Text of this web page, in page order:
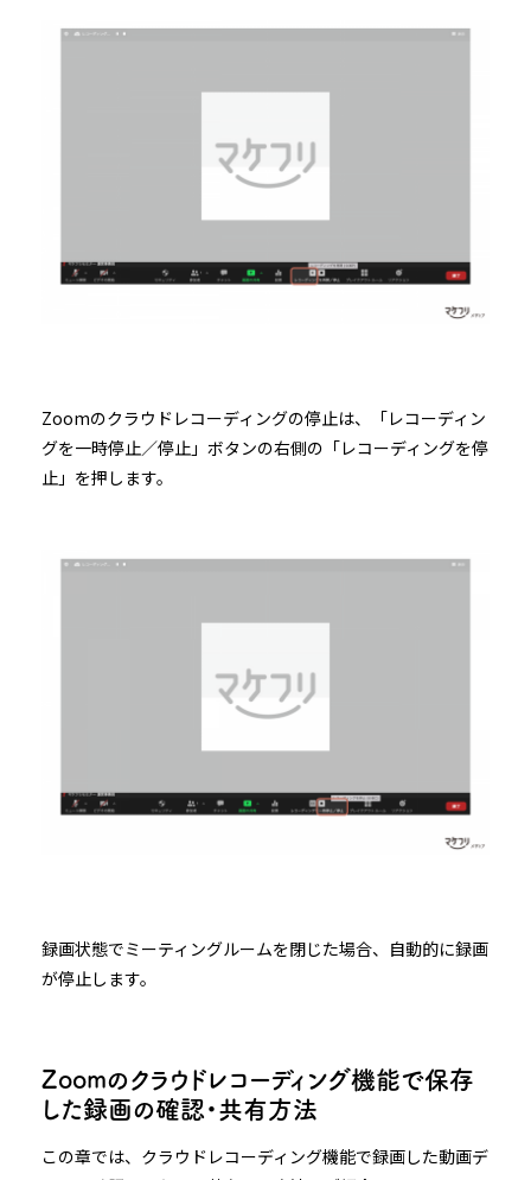
Zoomのクラウドレコーディングの停止は、「レコーディン
グを一時停止／停止」ボタンの右側の「レコーディングを停
止」を押します。
録画状態でミーティングルームを閉じた場合、自動的に録画
が停止します。
Zoomのクラウドレコーディング機能で保存
した録画の確認・共有方法
この章では、クラウドレコーディング機能で録画した動画デ